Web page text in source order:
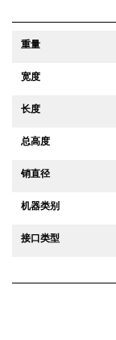
重量
宽度
长度
总高度
销直径
机器类别
接口类型